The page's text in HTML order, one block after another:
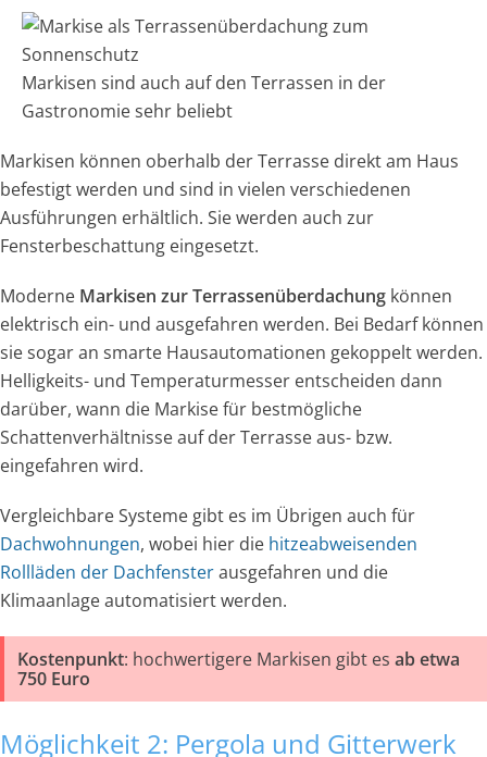
Markisen sind auch auf den Terrassen in der
Gastronomie sehr beliebt
Markisen können oberhalb der Terrasse direkt am Haus
befestigt werden und sind in vielen verschiedenen
Ausführungen erhältlich. Sie werden auch zur
Fensterbeschattung eingesetzt.
Moderne Markisen zur Terrassenüberdachung können
elektrisch ein- und ausgefahren werden. Bei Bedarf können
sie sogar an smarte Hausautomationen gekoppelt werden.
Helligkeits- und Temperaturmesser entscheiden dann
darüber, wann die Markise für bestmögliche
Schattenverhältnisse auf der Terrasse aus- bzw.
eingefahren wird.
Vergleichbare Systeme gibt es im Übrigen auch für
Dachwohnungen, wobei hier die hitzeabweisenden
Rollläden der Dachfensterausgefahren und die
Klimaanlage automatisiert werden.
Kostenpunkt: hochwertigere Markisen gibt es ab etwa
750 Euro
Möglichkeit 2: Pergola und Gitterwerk